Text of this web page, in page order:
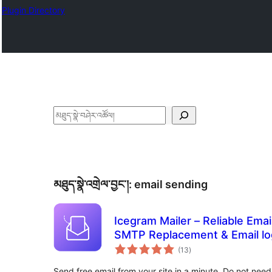
Plugin Directory
བཤེར་
མཐུད་སྣེ་འགྲེལ་བྱང་།: email sending
Icegram Mailer – Reliable
SMTP Replacement & Email
(13གདེང་
འཇོག་
ཚང་།
)